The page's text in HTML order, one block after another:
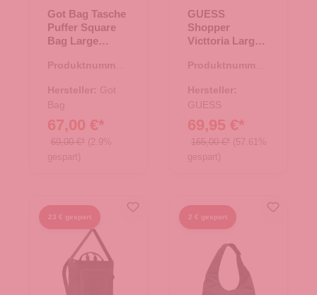
Got Bag Tasche
Puffer Square
Bag Large
scallop
Produktnummer:
Hersteller: Got
Bag
67,00 €*
69,00 €* (2.9%
gespart)
GUESS
Shopper
Victtoria Large
Produktnummer:
Hersteller:
GUESS
69,95 €*
165,00 €* (57.61%
gespart)
23 € gespart 2 € gespart